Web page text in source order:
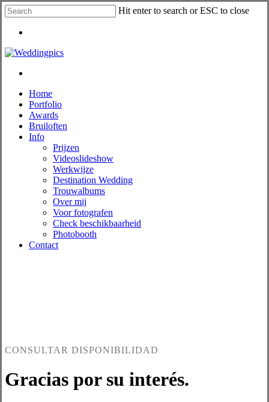
Skip
to
main
Hit enter to search or ESC to close
Search
Menu
Home
Portfolio
Awards
Bruiloften
Info
Prijzen
Videoslideshow
Werkwijze
Destination Wedding
Trouwalbums
Over mij
Voor fotografen
Check beschikbaarheid
Photobooth
Contact
CONSULTAR DISPONIBILIDAD
Gracias por su interés.